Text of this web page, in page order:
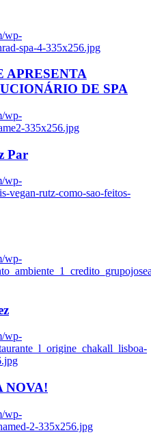
wp-
spa-4-335x256.jpg
APRESENTA
DE SPA
wp-
335x256.jpg
Par
wp-
vegan-rutz-como-sao-feitos-
wp-
wp-
NOVA!
wp-
2-335x256.jpg